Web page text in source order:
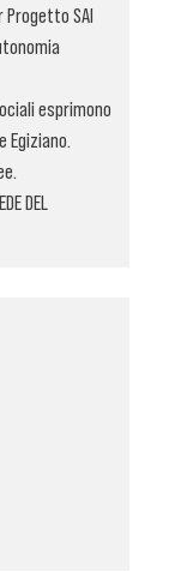
Progetto SAI
esprimono
Egiziano.
DEL